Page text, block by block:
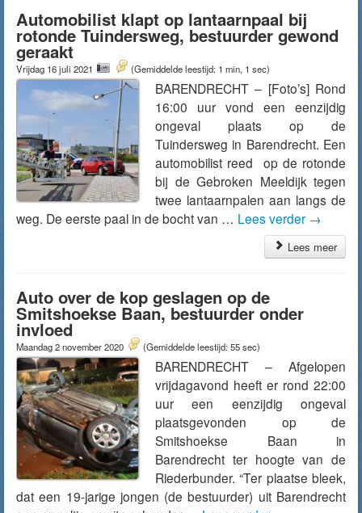
Automobilist klapt op lantaarnpaal bij
rotonde Tuindersweg, bestuurder gewond
geraakt
Vrijdag 16 juli 2021 (Gemiddelde leestijd: 1 min, 1 sec)
BARENDRECHT – [Foto’s] Rond
16:00 uur vond een eenzijdig
ongeval plaats op de
Tuindersweg in Barendrecht. Een
automobilist reed op de rotonde
bij de Gebroken Meeldijk tegen
twee lantaarnpalen aan langs de
weg. De eerste paal in de bocht van … Lees verder →
Lees meer
Auto over de kop geslagen op de
Smitshoekse Baan, bestuurder onder
invloed
Maandag 2 november 2020 (Gemiddelde leestijd: 55 sec)
BARENDRECHT – Afgelopen
vrijdagavond heeft er rond 22:00
uur een eenzijdig ongeval
plaatsgevonden op de
Smitshoekse Baan in
Barendrecht ter hoogte van de
Riederbunder. “Ter plaatse bleek,
dat een 19-jarige jongen (de bestuurder) uit Barendrecht